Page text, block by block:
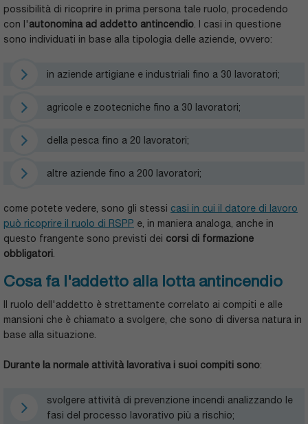
possibilità di ricoprire in prima persona tale ruolo, procedendo
con l'autonomina ad addetto antincendio . I casi in questione
sono individuati in base alla tipologia delle aziende, ovvero:
in aziende artigiane e industriali fino a 30 lavoratori;
agricole e zootecniche fino a 30 lavoratori;
della pesca fino a 20 lavoratori;
altre aziende fino a 200 lavoratori;
come potete vedere, sono gli stessi casi in cui il datore di lavoro
può ricoprire il ruolo di RSPP e, in maniera analoga, anche in
questo frangente sono previsti dei corsi di formazione
obbligatori
Cosa fa l'addetto alla lotta antincendio
Il ruolo dell'addetto è strettamente correlato ai compiti e alle
mansioni che è chiamato a svolgere, che sono di diversa natura in
base alla situazione.
Durante la normale attività lavorativa i suoi compiti sono:
svolgere attività di prevenzione incendi analizzando le
fasi del processo lavorativo più a rischio;